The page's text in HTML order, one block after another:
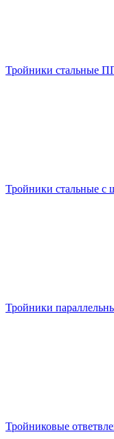
Тройники стальные
Тройники стальные
Тройники
Тройниковые